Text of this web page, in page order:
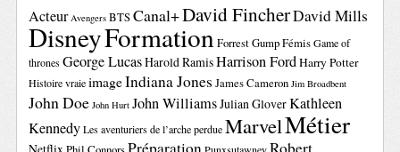
Acteur Avengers BTSCanal+David FincherDavid Mills
DisneyFormation Forrest GumpFémis Game of
thrones George LucasHarold RamisHarrison FordHarry Potter
Histoire vraie imageIndiana Jones James Cameron Jim Broadbent
John Doe John Hurt John WilliamsJulian GloverKathleen
Kennedy Les aventuriers de l’arche perdue MarvelMétier
Netflix Préparation Punxsutawney Robert